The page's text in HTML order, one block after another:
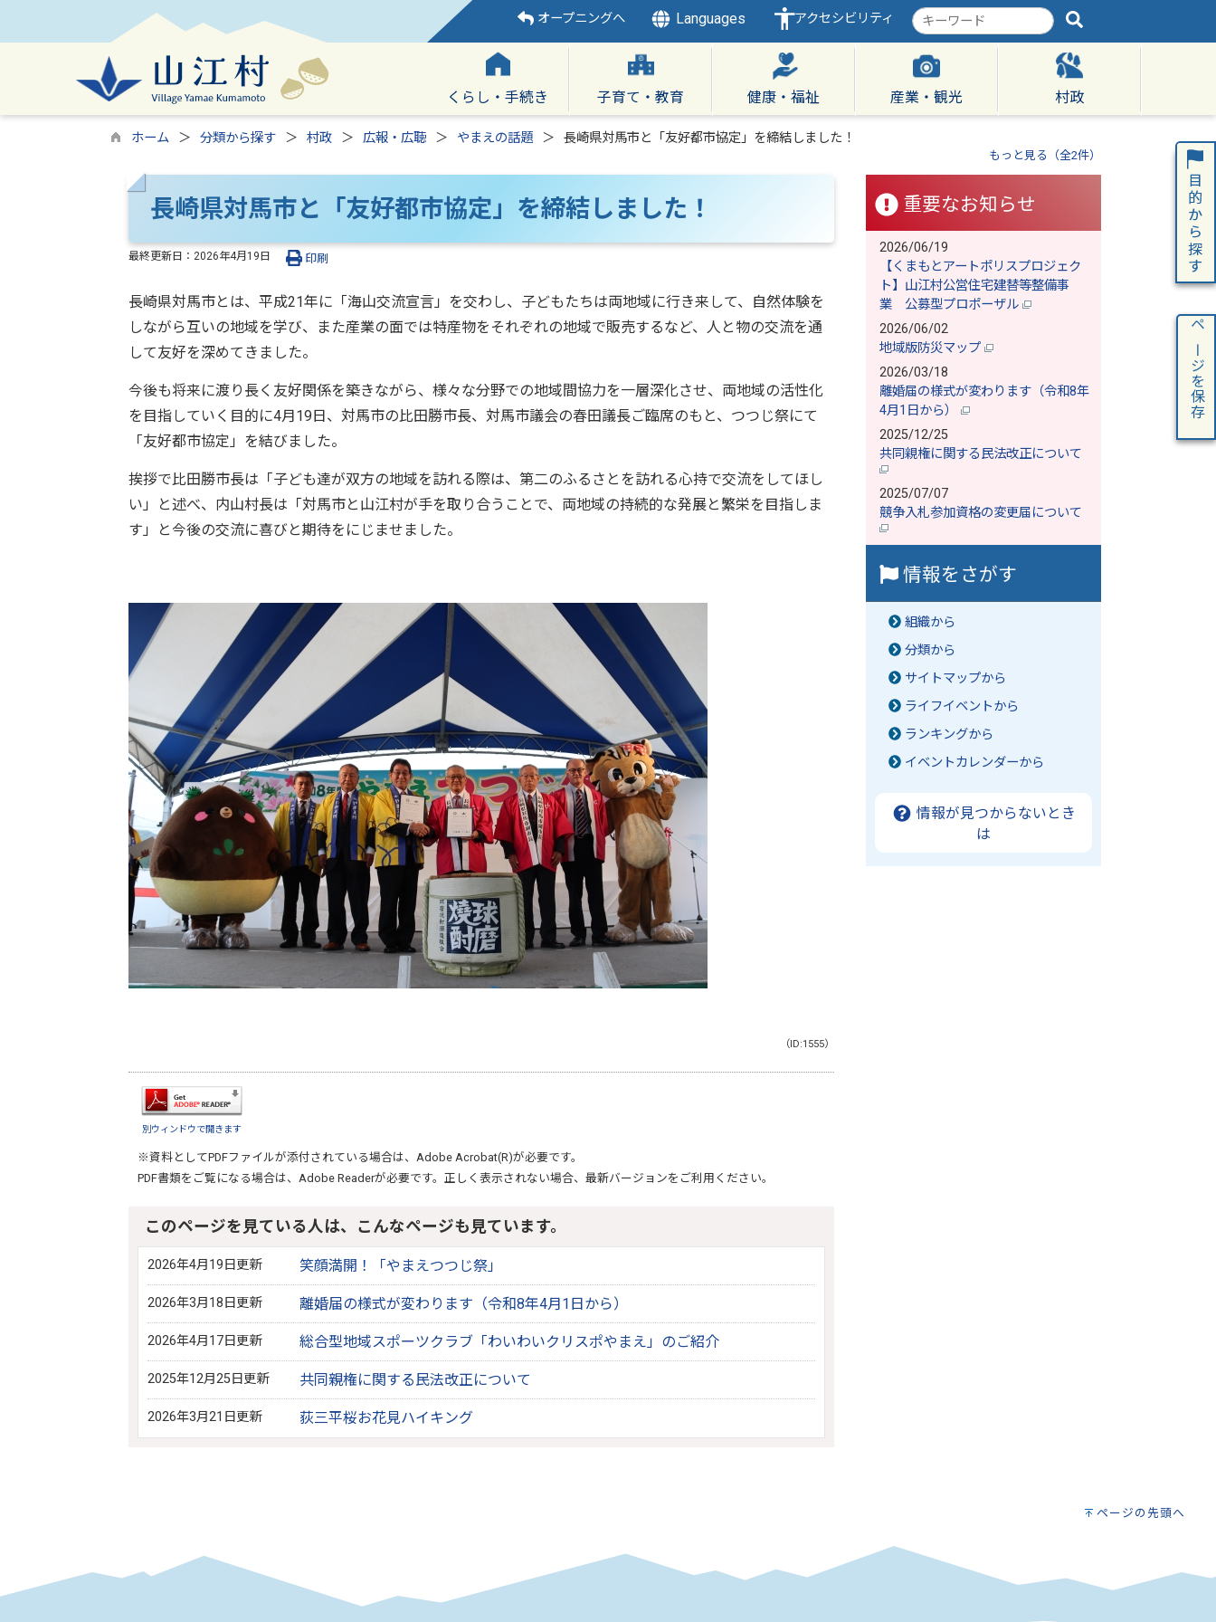
オープニングへ Languages アクセシビリティ
検
索
キ
ー
ワ
ー
くらし・手続き 子育て・教育 健康・福祉 産業・観光 村政
ホーム 分類から探す 村政 広報・広聴 やまえの話題 長崎県対馬市と「友好都市協定」を締結しました！
もっと見る（全2件）
長崎県対馬市と「友好都市協定」を締結しました！
最終更新日： 2026年4月19日 印刷
長崎県対馬市とは、平成21年に「海山交流宣言」を交わし、子どもたちは両地域に行き来して、自然体験を
しながら互いの地域を学び、また産業の面では特産物をそれぞれの地域で販売するなど、人と物の交流を通
して友好を深めてきました。
今後も将来に渡り長く友好関係を築きながら、様々な分野での地域間協力を一層深化させ、両地域の活性化
を目指していく目的に4月19日、対馬市の比田勝市長、対馬市議会の春田議長ご臨席のもと、つつじ祭にて
「友好都市協定」を結びました。
挨拶で比田勝市長は「子ども達が双方の地域を訪れる際は、第二のふるさとを訪れる心持で交流をしてほし
い」と述べ、内山村長は「対馬市と山江村が手を取り合うことで、両地域の持続的な発展と繁栄を目指しま
す」と今後の交流に喜びと期待をにじませました。
（ID:1555）
別ウィンドウで開きます
※資料としてPDFファイルが添付されている場合は、 Adobe Acrobat(R)が必要です。
PDF書類をご覧になる場合は、 Adobe Readerが必要です。正しく表示されない場合、最新バージョンをご利用ください。
このページを見ている人は、こんなページも見ています。
2026年4月19日更新 笑顔満開！「やまえつつじ祭」
2026年3月18日更新 離婚届の様式が変わります（令和8年4月1日から）
2026年4月17日更新 総合型地域スポーツクラブ「わいわいクリスポやまえ」のご紹介
2025年12月25日更新 共同親権に関する民法改正について
2026年3月21日更新 荻三平桜お花見ハイキング
重要なお知らせ
2026/06/19
【くまもとアートポリスプロジェク
ト】山江村公営住宅建替等整備事
業 公募型プロポーザル
2026/06/02
地域版防災マップ
2026/03/18
離婚届の様式が変わります（令和8年
4月1日から）
2025/12/25
共同親権に関する民法改正について
2025/07/07
競争入札参加資格の変更届について
情報をさがす
組織から
分類から
サイトマップから
ライフイベントから
ランキングから
イベントカレンダーから
情報が見つからないとき
は
ページの先頭へ
ページを保存